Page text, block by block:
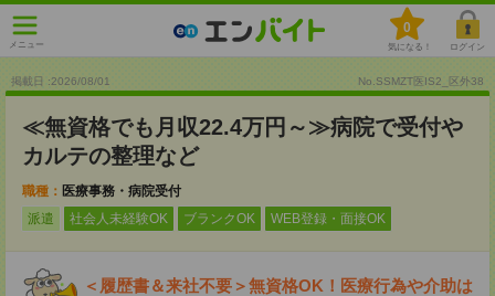
メニュー
0
気になる！ ログイン
掲載日 :2026/08/01 No.SSMZT医IS2_区外38
≪無資格でも月収22.4万円～≫病院で受付や
カルテの整理など
職種： 医療事務・病院受付
派遣
社会人未経験OK ブランクOK WEB登録・面接OK
＜履歴書＆来社不要＞無資格OK！医療行為や介助は